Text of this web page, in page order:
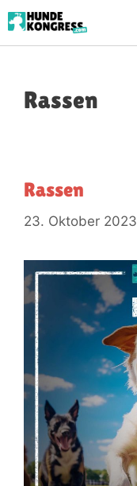
Rassen
Rassen
23. Oktober 2023